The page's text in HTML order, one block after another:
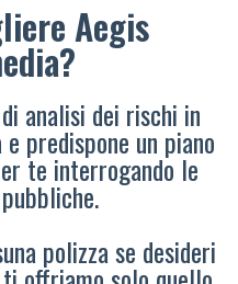
Aegis
analisi dei rischi in
predispone un piano
te interrogando le
polizza se desideri